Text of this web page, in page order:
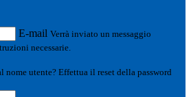
E-mail Verrà inviato un messaggio
necessarie.
nome utente? Effettua il reset della password